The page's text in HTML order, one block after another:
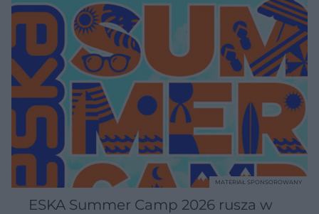
ESKA Summer Camp 2026 rusza w
MATERIAŁ SPONSOROWANY